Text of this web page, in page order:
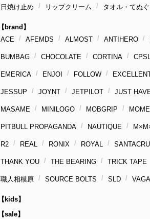
日焼け止め
リップクリーム タオル・てぬ
【brand】
ACE
AFEMDS ALMOST ANTIHERO
BUMBAG CHOCOLATE CORTINA
EMERICA ENJOI FOLLOW
JESSUP JOYNT JETPILOT JUST
MASAME MINILOGO MOBGRIP
PITBULL PROPAGANDA NAUTIQUE
R2 REAL RONIX ROYAL
THANK YOU THE BEARING TRICK TAPE
職人相模原 SOURCE BOLTS SLD VAGA
【kids】
【sale】